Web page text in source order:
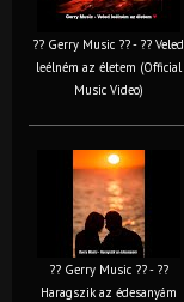
?? Gerry Music ?? - ?? Veled
leélném az életem (Official
Music Video)
?? Gerry Music ?? - ??
Haragszik az édesanyám